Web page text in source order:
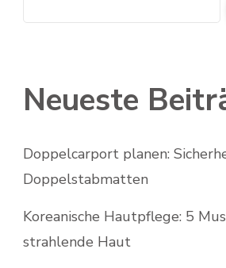
Neueste
Doppelcarport planen:
Doppelstabmatten
Koreanische Hautpflege: 5
strahlende Haut